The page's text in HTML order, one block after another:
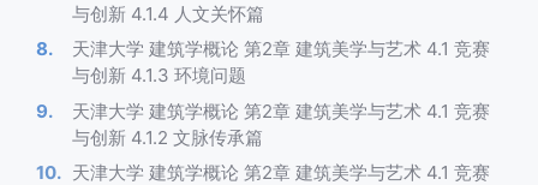
与创新 4.1.4 人文关怀篇
天津大学 建筑学概论 第2章 建筑美学与艺术 4.1 竞赛
与创新 4.1.3 环境问题
天津大学 建筑学概论 第2章 建筑美学与艺术 4.1 竞赛
与创新 4.1.2 文脉传承篇
天津大学 建筑学概论 第2章 建筑美学与艺术 4.1 竞赛